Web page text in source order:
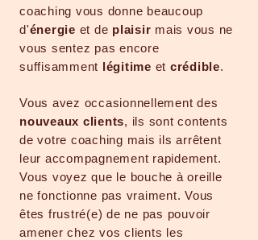
coaching vous donne beaucoup
d'énergie et de plaisir mais vous ne
vous sentez pas encore
suffisamment légitime et crédible.
Vous avez occasionnellement des
nouveaux clients, ils sont contents
de votre coaching mais ils arrêtent
leur accompagnement rapidement.
Vous voyez que le bouche à oreille
ne fonctionne pas vraiment. Vous
êtes frustré(e) de ne pas pouvoir
amener chez vos clients les